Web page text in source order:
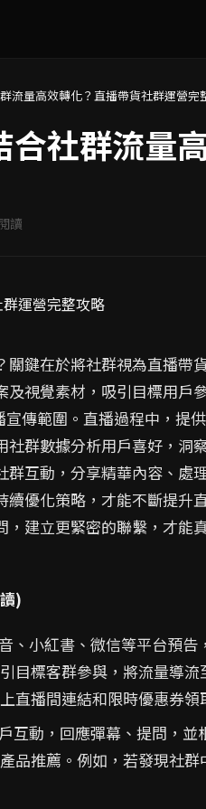
流量高效轉化？直播帶貨社群運營完
合社群流量
讀
鍵在於將社群視為直播帶
視覺素材，吸引目標用戶
傳範圍。直播過程中，提
群數據分析用戶喜好，洞
互動，分享精華內容、處
優化策略，才能不斷提升
建立更緊密的聯繫，才能
)
、小紅書、微信等平台預告
目標客群參與，將流量導
直播間連結和限時優惠券領
互動，回應彈幕、提問，並
品推薦。例如，若發現社